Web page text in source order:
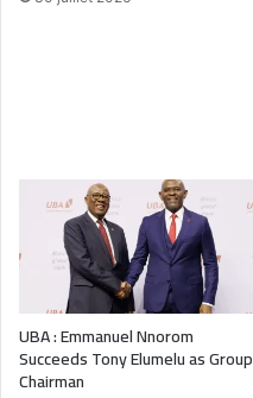
UBA : Emmanuel Nnorom
Succeeds Tony Elumelu as Group
Chairman